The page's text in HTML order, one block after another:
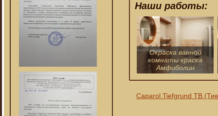
Наши работы:
Окраска ванной
комнаты краска
Амфиболин
Сaparol Tiefgrund TB